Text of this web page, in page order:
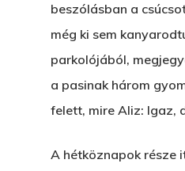
beszólásban a
még ki sem
parkolójából,
a pasinak három
felett, mire Aliz: Igaz,
A hétköznapok része